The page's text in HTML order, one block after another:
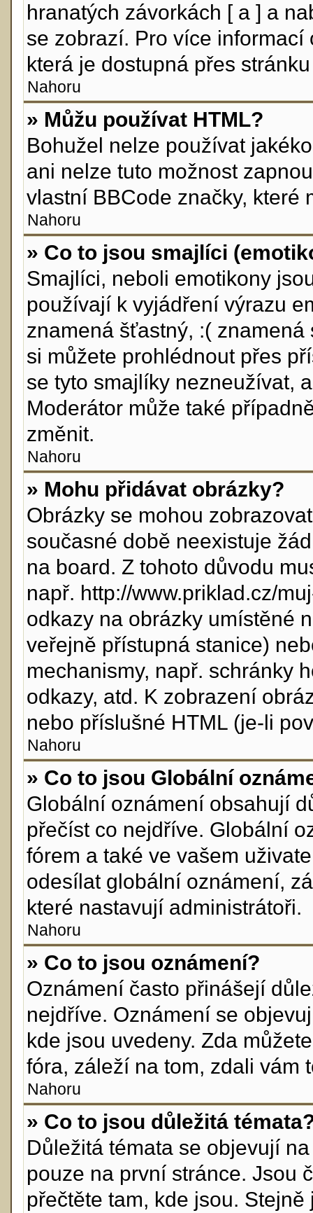
hranatých závorkách [ a ] a
se zobrazí. Pro více
která je dostupná přes
Nahoru
» Můžu používat HTML?
Bohužel nelze používat
ani nelze tuto možnost
vlastní BBCode značky, které
Nahoru
» Co to jsou smajlíci
Smajlíci, neboli emotikony
používají k vyjádření výrazu
znamená šťastný, :(
si můžete prohlédnout přes
se tyto smajlíky nezneužívat,
Moderátor může také
změnit.
Nahoru
» Mohu přidávat obrázky?
Obrázky se mohou
současné době neexistuje
na board. Z tohoto důvodu
např. http://www.priklad.cz/
odkazy na obrázky umístěné
veřejně přístupná stanice)
mechanismy, např. schránky
odkazy, atd. K zobrazení
nebo příslušné HTML (je-li
Nahoru
» Co to jsou Globální
Globální oznámení obsahují
přečíst co nejdříve. Globální
fórem a také ve vašem
odesílat globální oznámení,
které nastavují administrátoři.
Nahoru
» Co to jsou oznámení?
Oznámení často přinášejí
nejdříve. Oznámení se
kde jsou uvedeny. Zda
fóra, záleží na tom, zdali vám
Nahoru
» Co to jsou důležitá
Důležitá témata se objevují
pouze na první stránce. Jsou
přečtěte tam, kde jsou.